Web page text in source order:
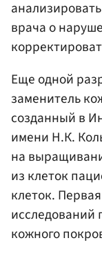
врача о
Еще одной
заменитель
созданный в
имени Н.К.
на
из клеток
клеток.
исследований
кожного